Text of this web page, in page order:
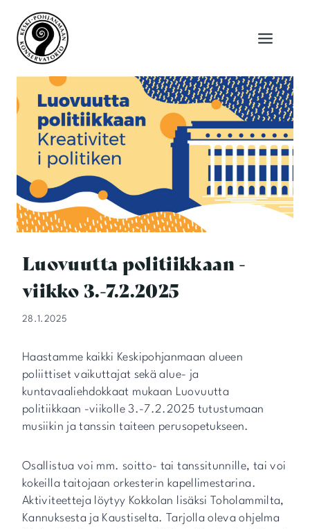
sisältöön
Luovuutta politiikkaan -
viikko 3.-7.2.2025
28.1.2025
Haastamme kaikki Keskipohjanmaan alueen
poliittiset vaikuttajat sekä alue- ja
kuntavaaliehdokkaat mukaan Luovuutta
politiikkaan -viikolle 3.-7.2.2025 tutustumaan
musiikin ja tanssin taiteen perusopetukseen.
Osallistua voi mm. soitto- tai tanssitunnille, tai voi
kokeilla taitojaan orkesterin kapellimestarina.
Aktiviteetteja löytyy Kokkolan lisäksi Toholammilta,
Kannuksesta ja Kaustiselta. Tarjolla oleva ohjelma